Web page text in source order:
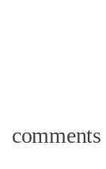
comments